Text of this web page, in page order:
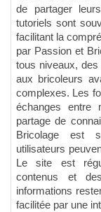
de partager
tutoriels sont
facilitant la
par Passion et
tous niveaux,
aux bricoleurs
complexes. Les
échanges entre
partage de
Bricolage est
utilisateurs
Le site est
contenus et
informations
facilitée par une